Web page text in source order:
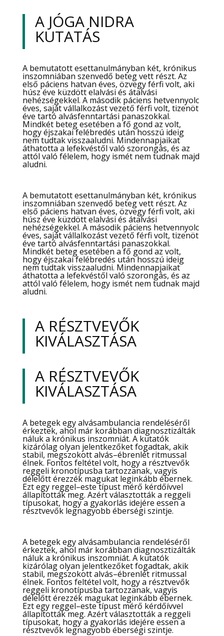
A JÓGA NIDRA
KUTATÁS
A bemutatott esettanulmányban két, krónikus
inszomniában szenvedő beteg vett részt. Az
első páciens hatvan éves, özvegy férfi volt, aki
húsz éve küzdött elalvási és átalvási
nehézségekkel. A második páciens hetvennyolc
éves, saját vállalkozást vezető férfi volt, tizenöt
éve tartó alvásfenntartási panaszokkal.
Mindkét beteg esetében a fő gond az volt,
hogy éjszakai felébredés után hosszú ideig
nem tudtak visszaaludni. Mindennapjaikat
áthatotta a lefekvéstől való szorongás, és az
attól való félelem, hogy ismét nem tudnak majd
aludni.
A bemutatott esettanulmányban két, krónikus
inszomniában szenvedő beteg vett részt. Az
első páciens hatvan éves, özvegy férfi volt, aki
húsz éve küzdött elalvási és átalvási
nehézségekkel. A második páciens hetvennyolc
éves, saját vállalkozást vezető férfi volt, tizenöt
éve tartó alvásfenntartási panaszokkal.
Mindkét beteg esetében a fő gond az volt,
hogy éjszakai felébredés után hosszú ideig
nem tudtak visszaaludni. Mindennapjaikat
áthatotta a lefekvéstől való szorongás, és az
attól való félelem, hogy ismét nem tudnak majd
aludni.
A RÉSZTVEVŐK
KIVÁLASZTÁSA
A RÉSZTVEVŐK
KIVÁLASZTÁSA
A betegek egy alvásambulancia rendeléséről
érkeztek, ahol már korábban diagnosztizálták
náluk a krónikus inszomniát. A kutatók
kizárólag olyan jelentkezőket fogadtak, akik
stabil, megszokott alvás–ébrenlét ritmussal
élnek. Fontos feltétel volt, hogy a résztvevők
reggeli kronotípusba tartozzanak, vagyis
délelőtt érezzék magukat leginkább ébernek.
Ezt egy reggel–este típust mérő kérdőívvel
állapították meg. Azért választották a reggeli
típusokat, hogy a gyakorlás idejére essen a
résztvevők legnagyobb éberségi szintje.
A betegek egy alvásambulancia rendeléséről
érkeztek, ahol már korábban diagnosztizálták
náluk a krónikus inszomniát. A kutatók
kizárólag olyan jelentkezőket fogadtak, akik
stabil, megszokott alvás–ébrenlét ritmussal
élnek. Fontos feltétel volt, hogy a résztvevők
reggeli kronotípusba tartozzanak, vagyis
délelőtt érezzék magukat leginkább ébernek.
Ezt egy reggel–este típust mérő kérdőívvel
állapították meg. Azért választották a reggeli
típusokat, hogy a gyakorlás idejére essen a
résztvevők legnagyobb éberségi szintje.